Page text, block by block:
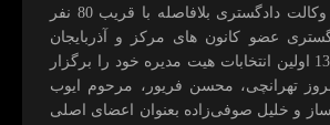
كيفيت اخذ پروانه وكالت دادگستری بلافاصله با قريب 80 نفر
عضو كانون های مركز و آذربايجان
سابق در 1376/07/20 اولين انتخابات هيت مديره خود را برگزار
تهرانچی، محسن فريور، مرحوم ايوب
و خليل صوفی‌زاده بعنوان اعضای اصلی